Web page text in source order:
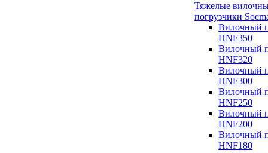
Тяжелые
погрузчики
Вилочный
HNF350
Вилочный
HNF320
Вилочный
HNF300
Вилочный
HNF250
Вилочный
HNF200
Вилочный
HNF180